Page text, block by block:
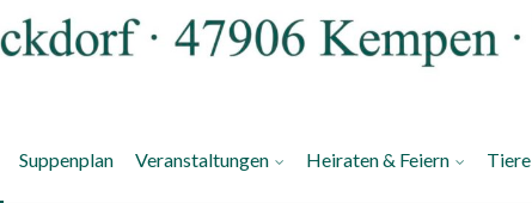
Suppenplan Veranstaltungen Heiraten & Feiern Tiere